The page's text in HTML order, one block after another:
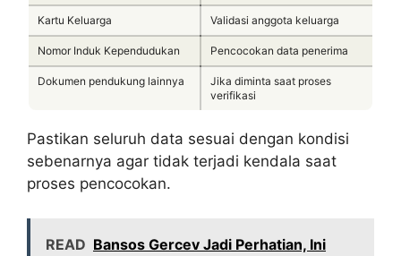
Kartu Keluarga Validasi anggota keluarga
Nomor Induk Kependudukan Pencocokan data penerima
Dokumen pendukung lainnya
Jika diminta saat proses
verifikasi
Pastikan seluruh data sesuai dengan kondisi
sebenarnya agar tidak terjadi kendala saat
proses pencocokan.
READ Bansos Gercev Jadi Perhatian, Ini